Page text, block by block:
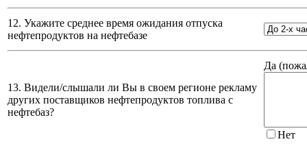
12. Укажите среднее время ожидания отпуска
нефтепродуктов на нефтебазе
13. Видели/слышали ли Вы в своем регионе рекламу
других поставщиков нефтепродуктов топлива с
нефтебаз?
Да (
Нет